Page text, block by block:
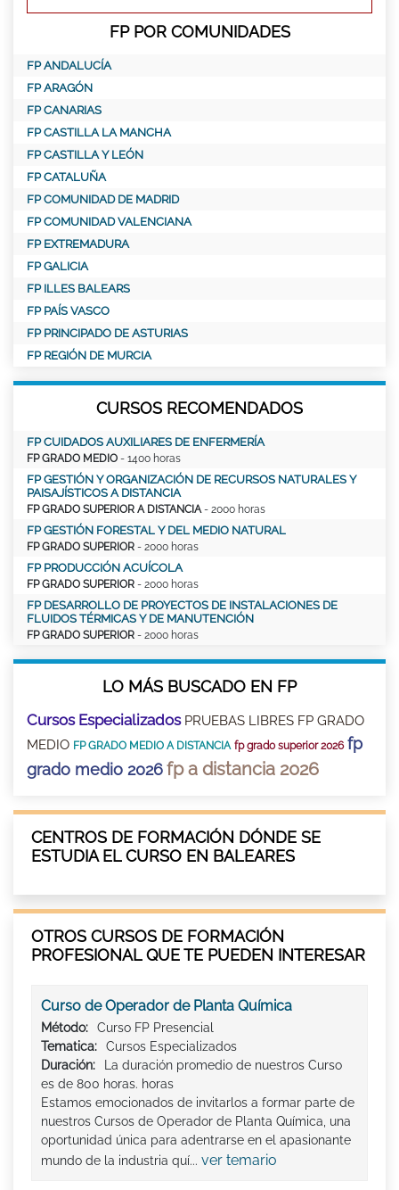
FP POR COMUNIDADES
FP ANDALUCÍA
FP ARAGÓN
FP CANARIAS
FP CASTILLA LA MANCHA
FP CASTILLA Y LEÓN
FP CATALUÑA
FP COMUNIDAD DE MADRID
FP COMUNIDAD VALENCIANA
FP EXTREMADURA
FP GALICIA
FP ILLES BALEARS
FP PAÍS VASCO
FP PRINCIPADO DE ASTURIAS
FP REGIÓN DE MURCIA
CURSOS RECOMENDADOS
FP CUIDADOS AUXILIARES DE ENFERMERÍA
FP GRADO MEDIO - 1400 horas
FP GESTIÓN Y ORGANIZACIÓN DE RECURSOS NATURALES Y
PAISAJÍSTICOS A DISTANCIA
FP GRADO SUPERIOR A DISTANCIA- 2000 horas
FP GESTIÓN FORESTAL Y DEL MEDIO NATURAL
FP GRADO SUPERIOR - 2000 horas
FP PRODUCCIÓN ACUÍCOLA
FP GRADO SUPERIOR - 2000 horas
FP DESARROLLO DE PROYECTOS DE INSTALACIONES DE
FLUIDOS TÉRMICAS Y DE MANUTENCIÓN
FP GRADO SUPERIOR - 2000 horas
LO MÁS BUSCADO EN FP
Cursos Especializados PRUEBAS LIBRES FP GRADO
MEDIO FP GRADO MEDIO A DISTANCIA fp grado superior 2026 fp
grado medio 2026fp a distancia 2026
CENTROS DE FORMACIÓN DÓNDE SE
ESTUDIA EL CURSO EN BALEARES
OTROS CURSOS DE FORMACIÓN
PROFESIONAL QUE TE PUEDEN INTERESAR
Curso de Operador de Planta Química
Método:
Curso FP Presencial
Tematica:
Cursos Especializados
Duración:
La duración promedio de nuestros Curso
es de 800 horas. horas
Estamos emocionados de invitarlos a formar parte de
nuestros Cursos de Operador de Planta Química, una
oportunidad única para adentrarse en el apasionante
mundo de la industria quí... ver temario